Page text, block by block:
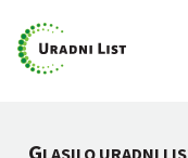
GLASILO URADNI